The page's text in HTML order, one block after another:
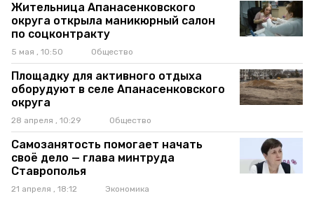
Жительница Апанасенковского
округа открыла маникюрный салон
по соцконтракту
5 мая , 10:50 Общество
Площадку для активного отдыха
оборудуют в селе Апанасенковского
округа
28 апреля , 10:29 Общество
Самозанятость помогает начать
своё дело — глава минтруда
Ставрополья
21 апреля , 18:12 Экономика